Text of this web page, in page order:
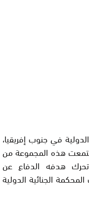
في جنوب إفريقيا،
هذه المجموعة من
تحرك هدفه الدفاع عن
الجنائية الدولية